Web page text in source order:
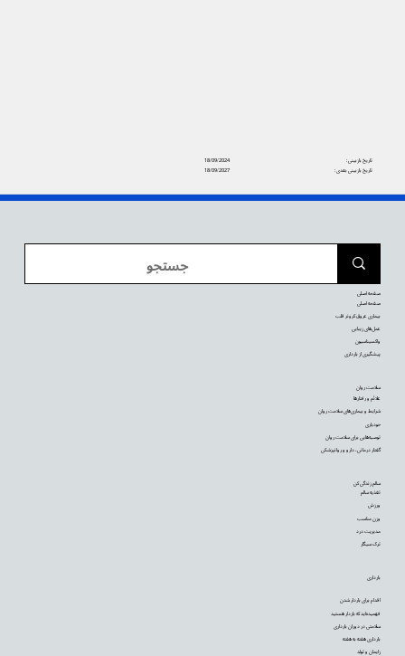
18/09/2024
تاریخ بازبینی:
18/09/2027
تاریخ بازبینی بعدی:
بارداری
اقدام برای باردار شدن
فهمیده‌اید که باردار هستید
سلامتی در دوران بارداری
بارداری هفته به هفته
زایمان و تولد
سالم زندگی کن
تغذیه سالم
ورزش
وزن مناسب
مدیریت درد
ترک سیگار
سلامت روان
علائم و رفتارها
شرایط و بیماری‌های سلامت روان
خودیاری
توصیه‌‌هایی برای سلامت روان
گفتار درمانی، دارو و روانپزشکی
صفحه اصلی
صفحه اصلی
بیماری عروق کرونر قلب
عمل‌های زیبایی
واکسیناسیون
پیشگیری از بارداری